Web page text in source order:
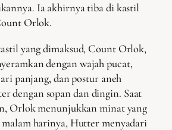
Ia akhirnya tiba di kastil
Orlok.
yang dimaksud, Count Orlok,
dengan wajah pucat,
panjang, dan postur aneh
dengan sopan dan dingin. Saat
Orlok menunjukkan minat yang
malam harinya, Hutter menyadari